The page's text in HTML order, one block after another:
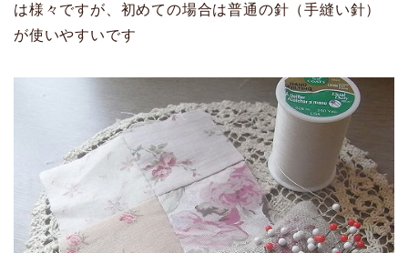
は様々ですが、初めての場合は普通の針（手縫い針）
が使いやすいです